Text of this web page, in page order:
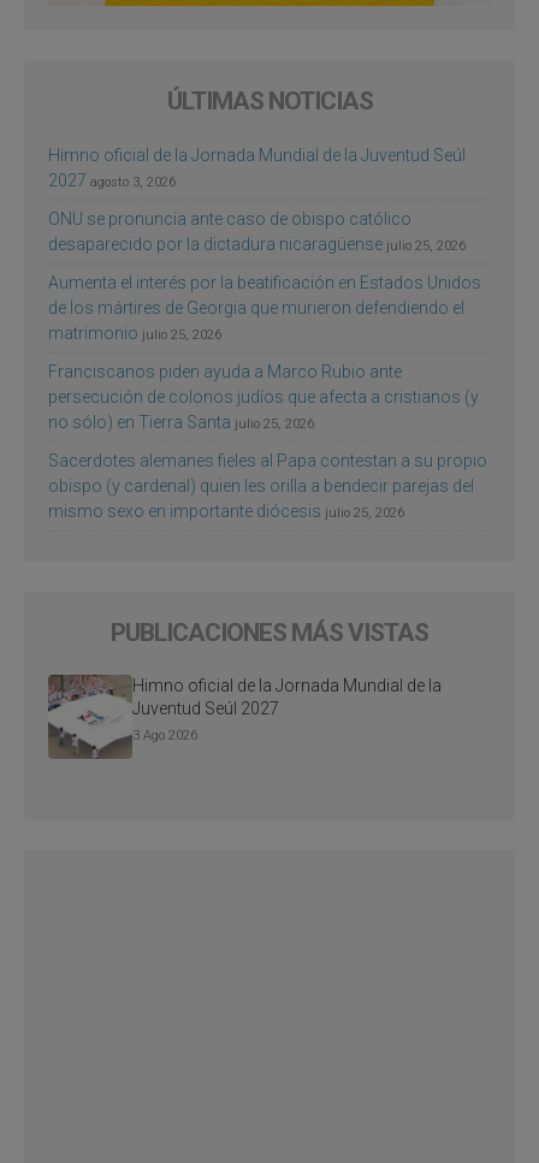
ÚLTIMAS NOTICIAS
Himno oficial de la Jornada Mundial de la Juventud Seúl
2027 agosto 3, 2026
ONU se pronuncia ante caso de obispo católico
desaparecido por la dictadura nicaragüense julio 25, 2026
Aumenta el interés por la beatificación en Estados Unidos
de los mártires de Georgia que murieron defendiendo el
matrimonio julio 25, 2026
Franciscanos piden ayuda a Marco Rubio ante
persecución de colonos judíos que afecta a cristianos (y
no sólo) en Tierra Santa julio 25, 2026
Sacerdotes alemanes fieles al Papa contestan a su propio
obispo (y cardenal) quien les orilla a bendecir parejas del
mismo sexo en importante diócesis julio 25, 2026
PUBLICACIONES MÁS VISTAS
Himno oficial de la Jornada Mundial de la
Juventud Seúl 2027
3 Ago 2026